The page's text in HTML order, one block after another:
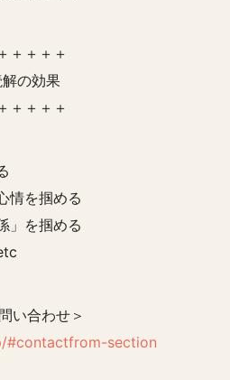
＋＋＋＋
の効果
＋＋＋＋
情を掴める
」を掴める
い合わせ＞
#contactfrom-section